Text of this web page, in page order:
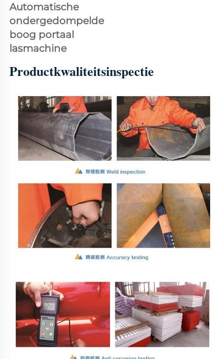
Automatische
ondergedompelde
boog portaal
lasmachine
Productkwaliteitsinspectie